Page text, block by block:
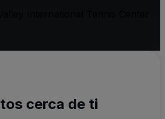
cerca de ti